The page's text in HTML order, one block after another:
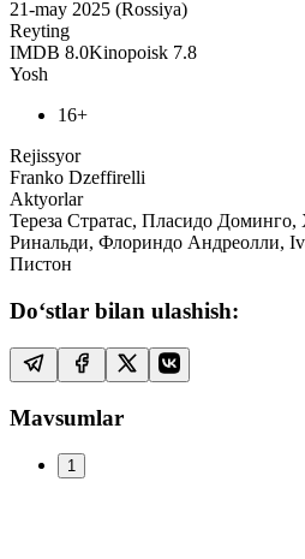
21-may 2025 (Rossiya)
Reyting
IMDB 8.0Kinopoisk 7.8
Yosh
16+
Rejissyor
Franko Dzeffirelli
Aktyorlar
Тереза Стратас, Пласидо
Ринальди, Флориндо Андреолли,
Пистон
Do‘stlar bilan ulashish:
Mavsumlar
1